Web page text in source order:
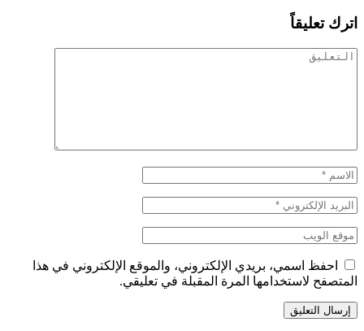
اترك تعليقاً
احفظ اسمي، بريدي الإلكتروني، والموقع الإلكتروني في هذا
المتصفح لاستخدامها المرة المقبلة في تعليقي.